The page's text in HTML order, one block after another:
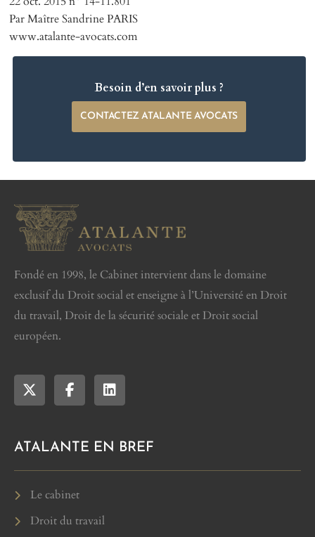
Par Maître Sandrine PARIS
www.atalante-avocats.com
Besoin d’en savoir plus ?
CONTACTEZ ATALANTE AVOCATS
Fondé en 1998, le Cabinet intervient dans le domaine
exclusif du Droit social et enseigne à l’Université en Droit
du travail, Droit de la sécurité sociale et Droit social
européen.
ATALANTE EN BREF
Le cabinet
Droit du travail